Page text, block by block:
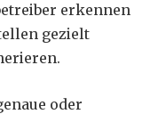
erkennen
gezielt
oder